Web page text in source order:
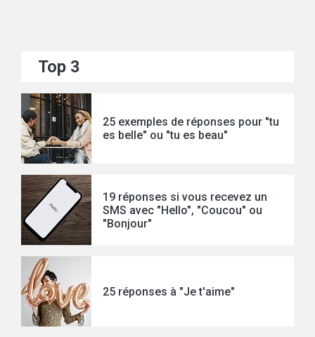
Top 3
25 exemples de réponses pour "tu
es belle" ou "tu es beau"
19 réponses si vous recevez un
SMS avec "Hello", "Coucou" ou
"Bonjour"
25 réponses à "Je t'aime"